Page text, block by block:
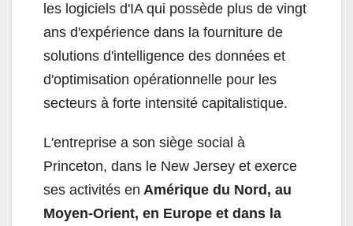
les logiciels d'IA qui possède plus de vingt
ans d'expérience dans la fourniture de
solutions d'intelligence des données et
d'optimisation opérationnelle pour les
secteurs à forte intensité capitalistique.
L'entreprise a son siège social à
Princeton, dans le New Jersey et exerce
ses activités en Amérique du Nord, au
Moyen-Orient, en Europe et dans la